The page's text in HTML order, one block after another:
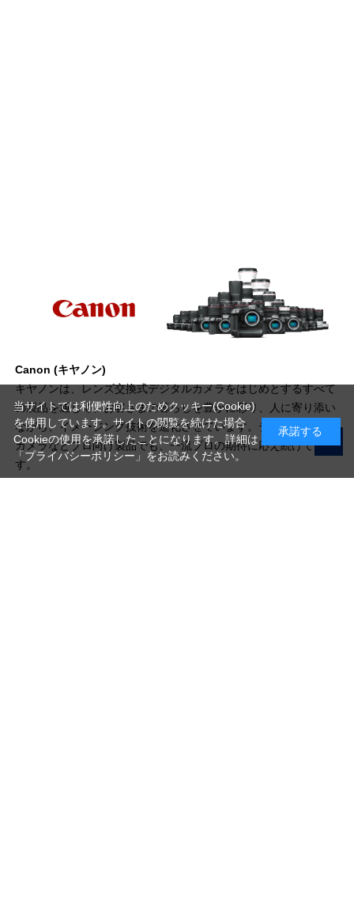
Canon (キヤノン)
キヤノンは、レンズ交換式デジタルカメラをはじめとするすべて
の製品を通じて、お客さまの暮らしを豊かに彩り、人に寄り添い
ながら、イメージング技術を進化させています。デジタルシネマ
カメラなどプロ向け製品でも、一流プロの期待に応え続けていま
す。
当サイトでは利便性向上のためクッキー(Cookie)
を使用しています。サイトの閲覧を続けた場合
Cookieの使用を承諾したことになります。詳細は
「プライバシーポリシー」 をお読みください。
承諾する